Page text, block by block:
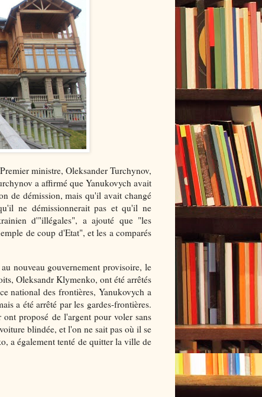
ministre, Oleksander Turchynov,
a affirmé que Yanukovych avait
de démission, mais qu'il avait changé
ne démissionnerait pas et qu'il ne
d'"illégales", a ajouté que "les
de coup d'Etat", et les a comparés
nouveau gouvernement provisoire, le
Oleksandr Klymenko, ont été arrêtés
national des frontières, Yanukovych a
a été arrêté par les gardes-frontières.
proposé de l'argent pour voler sans
blindée, et l'on ne sait pas où il se
a également tenté de quitter la ville de